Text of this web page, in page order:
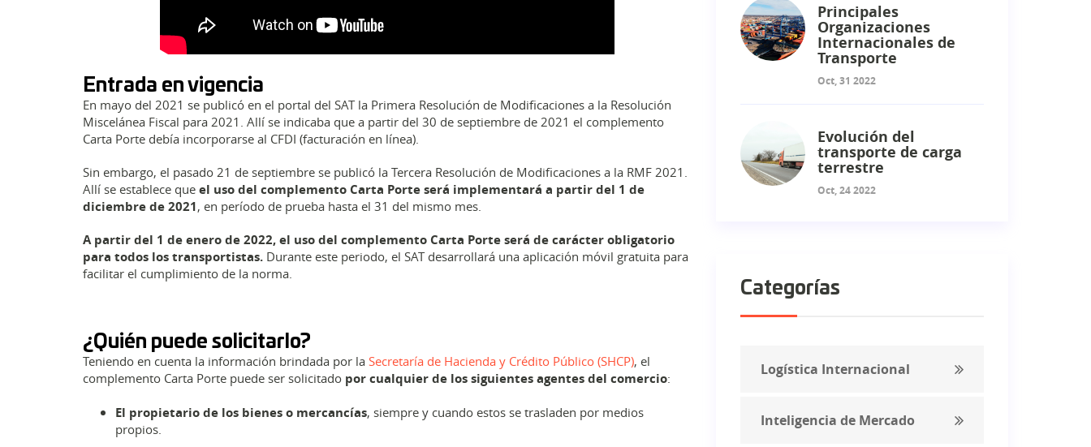
Entrada en vigencia
En mayo del 2021 se publicó en el portal del SAT la Primera Resolución de Modificaciones a la Resolución
Miscelánea Fiscal para 2021. Allí se indicaba que a partir del 30 de septiembre de 2021 el complemento
Carta Porte debía incorporarse al CFDI (facturación en línea).
Sin embargo, el pasado 21 de septiembre se publicó la Tercera Resolución de Modificaciones a la RMF 2021.
Allí se establece que el uso del complemento Carta Porte será implementará a partir del 1 de
diciembre de 2021, en período de prueba hasta el 31 del mismo mes.
A partir del 1 de enero de 2022, el uso del complemento Carta Porte será de carácter obligatorio
para todos los transportistas. Durante este periodo, el SAT desarrollará una aplicación móvil gratuita para
facilitar el cumplimiento de la norma.
¿Quién puede solicitarlo?
Teniendo en cuenta la información brindada por la Secretaría de Hacienda y Crédito Público (SHCP), el
complemento Carta Porte puede ser solicitado por cualquier de los siguientes agentes del comercio:
El propietario de los bienes o mercancías, siempre y cuando estos se trasladen por medios
propios.
Principales
Organizaciones
Internacionales de
Transporte
Oct, 31 2022
Evolución del
transporte de carga
terrestre
Oct, 24 2022
Categorías
Logística Internacional
Inteligencia de Mercado